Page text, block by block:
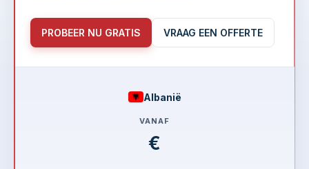
PROBEER NU GRATIS VRAAG EEN OFFERTE
Albanië
VANAF
€